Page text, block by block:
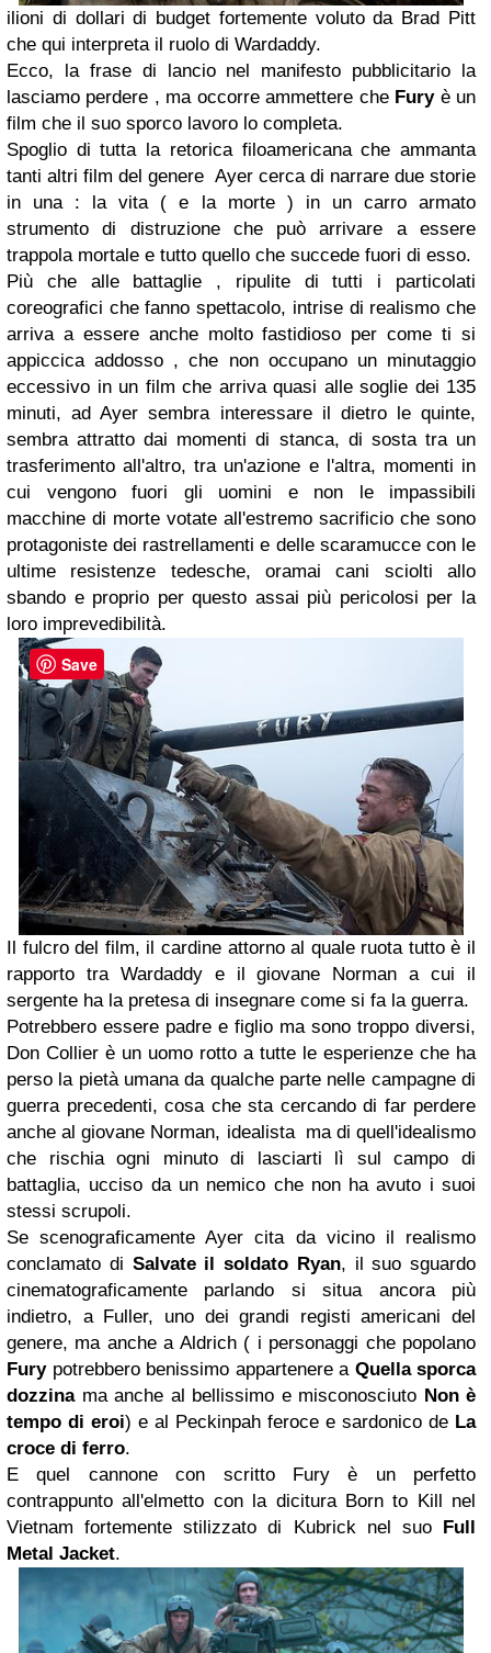
ilioni di dollari di budget fortemente voluto da Brad Pitt
che qui interpreta il ruolo di Wardaddy.
Ecco, la frase di lancio nel manifesto pubblicitario la
lasciamo perdere , ma occorre ammettere che Furyè un
film che il suo sporco lavoro lo completa.
Spoglio di tutta la retorica filoamericana che ammanta
tanti altri film del genere Ayer cerca di narrare due storie
in una : la vita ( e la morte ) in un carro armato
strumento di distruzione che può arrivare a essere
trappola mortale e tutto quello che succede fuori di esso.
Più che alle battaglie , ripulite di tutti i particolati
coreografici che fanno spettacolo, intrise di realismo che
arriva a essere anche molto fastidioso per come ti si
appiccica addosso , che non occupano un minutaggio
eccessivo in un film che arriva quasi alle soglie dei 135
minuti, ad Ayer sembra interessare il dietro le quinte,
sembra attratto dai momenti di stanca, di sosta tra un
trasferimento all'altro, tra un'azione e l'altra, momenti in
cui vengono fuori gli uomini e non le impassibili
macchine di morte votate all'estremo sacrificio che sono
protagoniste dei rastrellamenti e delle scaramucce con le
ultime resistenze tedesche, oramai cani sciolti allo
sbando e proprio per questo assai più pericolosi per la
loro imprevedibilità.
Il fulcro del film, il cardine attorno al quale ruota tutto è il
rapporto tra Wardaddy e il giovane Norman a cui il
sergente ha la pretesa di insegnare come si fa la guerra.
Potrebbero essere padre e figlio ma sono troppo diversi,
Don Collier è un uomo rotto a tutte le esperienze che ha
perso la pietà umana da qualche parte nelle campagne di
guerra precedenti, cosa che sta cercando di far perdere
anche al giovane Norman, idealista ma di quell'idealismo
che rischia ogni minuto di lasciarti lì sul campo di
battaglia, ucciso da un nemico che non ha avuto i suoi
stessi scrupoli.
Se scenograficamente Ayer cita da vicino il realismo
conclamato di Salvate il soldato Ryan, il suo sguardo
cinematograficamente parlando si situa ancora più
indietro, a Fuller, uno dei grandi registi americani del
genere, ma anche a Aldrich ( i personaggi che popolano
Furypotrebbero benissimo appartenere a Quella sporca
dozzinama anche al bellissimo e misconosciuto Non è
tempo di eroi) e al Peckinpah feroce e sardonico de La
croce di ferro.
E quel cannone con scritto Fury è un perfetto
contrappunto all'elmetto con la dicitura Born to Kill nel
Vietnam fortemente stilizzato di Kubrick nel suo Full
Metal Jacket.
Save